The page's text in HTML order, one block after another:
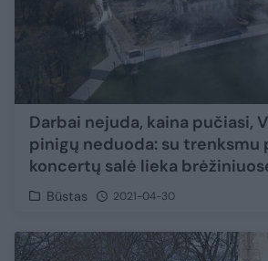
Darbai nejuda, kaina pučiasi,
pinigų neduoda: su
koncertų salė lieka
Būstas 2021-04-30